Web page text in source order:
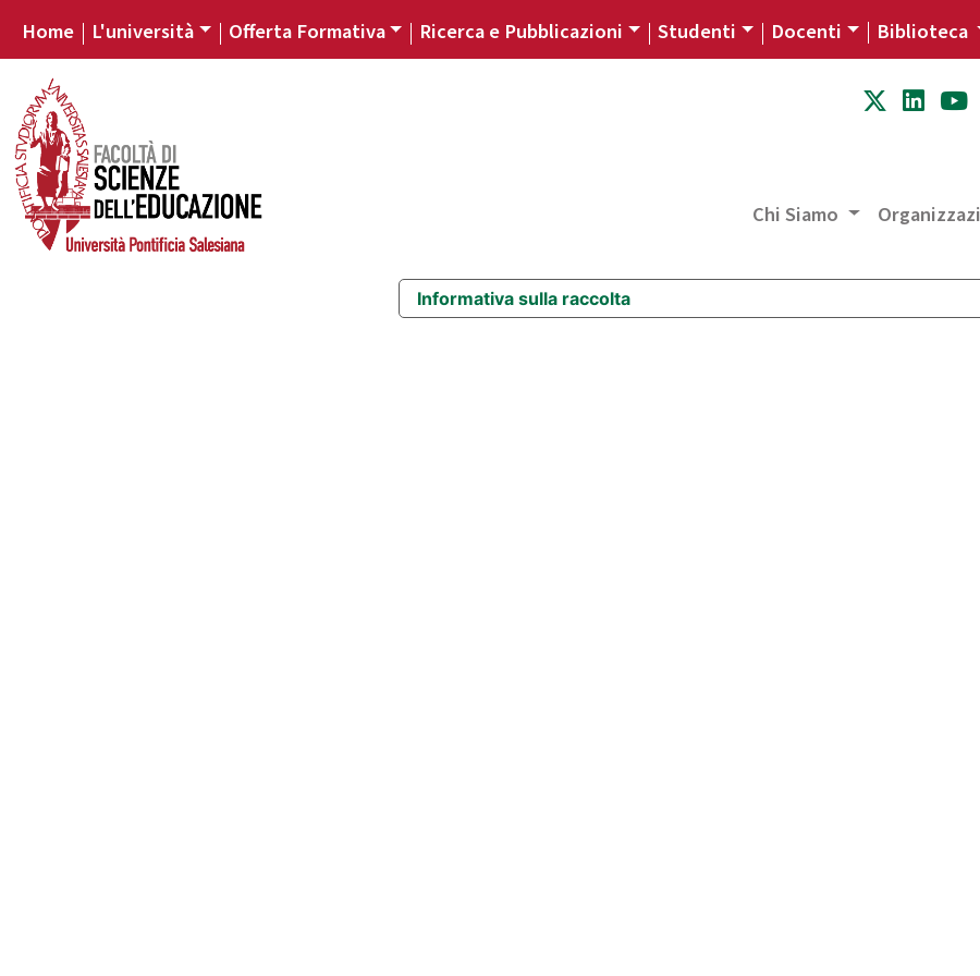
Home L'università Offerta Formativa Ricerca e Pubblicazioni Studenti Docenti Biblioteca
Chi Siamo
Informativa sulla raccolta